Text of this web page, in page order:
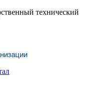
технический